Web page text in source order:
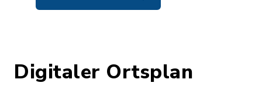
Digitaler Ortsplan